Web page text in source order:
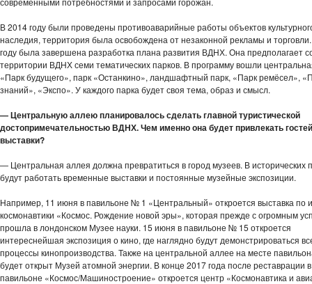
В 2014 году были проведены противоаварийные работы объектов
наследия, территория была освобождена от незаконной рекламы и
году была завершена разработка плана развития ВДНХ. Она предполагает
территории ВДНХ семи тематических парков. В программу вошли
«Парк будущего», парк «Останкино», ландшафтный парк, «Парк ремёсел»,
знаний», «Экспо». У каждого парка будет своя тема, образ и смысл.
— Центральную аллею планировалось сделать главной туристической
достопримечательностью ВДНХ. Чем именно она будет привлекать гостей
выставки?
— Центральная аллея должна превратиться в город музеев. В исторических
будут работать временные выставки и постоянные музейные экспозиции.
Например, 11 июня в павильоне № 1 «Центральный» откроется выставка по
космонавтики «Космос. Рождение новой эры», которая прежде с огромным
прошла в лондонском Музее науки. 15 июня в павильоне № 15 откроется
интереснейшая экспозиция о кино, где наглядно будут демонстрироваться
процессы кинопроизводства. Также на центральной аллее на месте
будет открыт Музей атомной энергии. В конце 2017 года после реставрации в
павильоне «Космос/Машиностроение» откроется центр «Космонавтика и